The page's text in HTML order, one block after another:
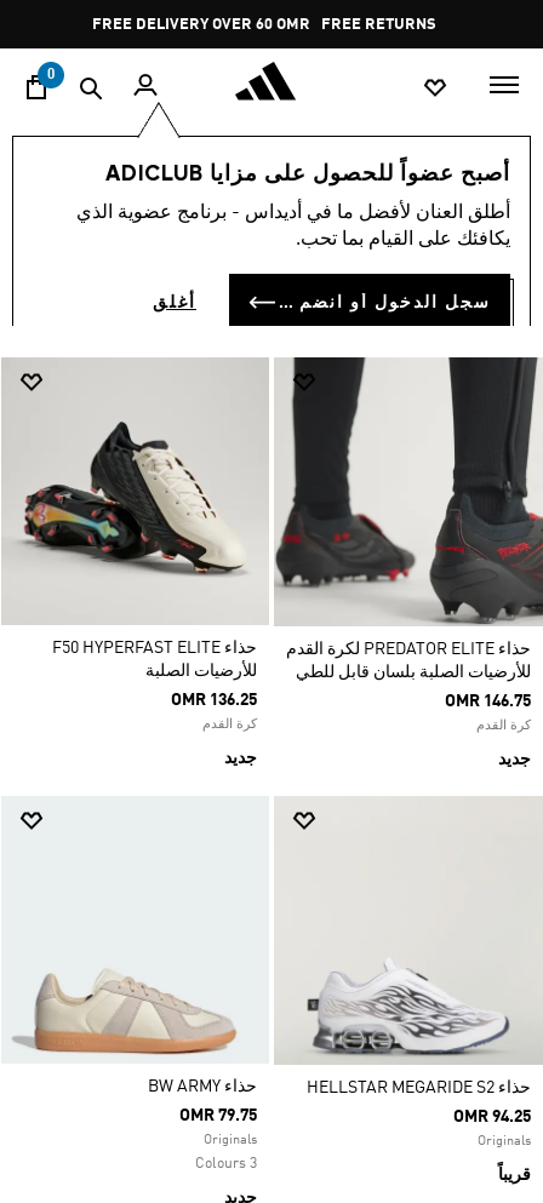
Pause
promotion
rotation
FREE RETURNS
0
أصبح عضواً للحصول على مزايا ADICLUB
أطلق العنان لأفضل ما في أديداس - برنامج عضوية الذي
يكافئك على القيام بما تحب.
سجل الدخول أو انضم الآن أغلق
جديد جديد للرجال احذية
احذية
حذاء PREDATOR ELITE لكرة القدم
للأرضيات الصلبة بلسان قابل للطي
OMR 146.75
كرة القدم
جديد
حذاء F50 HYPERFAST ELITE
للأرضيات الصلبة
OMR 136.25
كرة القدم
جديد
حذاء HELLSTAR MEGARIDE S2
OMR 94.25
Originals
قريباً
حذاء ‏BW ARMY
OMR 79.75
Originals
3 Colours
جديد